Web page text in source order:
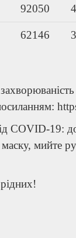
92050
62146
COVID-19:
маску, мийте